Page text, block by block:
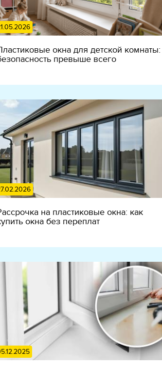
окна для детской комнаты:
превыше всего
на пластиковые окна: как
окна без переплат